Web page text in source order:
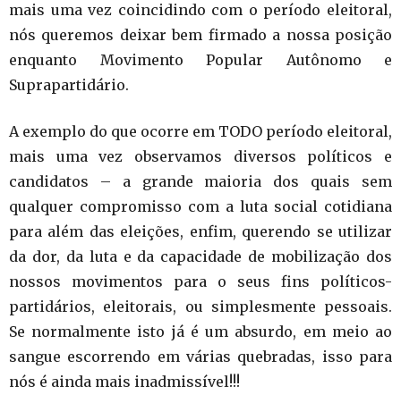
mais uma vez coincidindo com o período eleitoral,
nós queremos deixar bem firmado a nossa posição
enquanto Movimento Popular Autônomo e
Suprapartidário.
A exemplo do que ocorre em TODO período eleitoral,
mais uma vez observamos diversos políticos e
candidatos – a grande maioria dos quais sem
qualquer compromisso com a luta social cotidiana
para além das eleições, enfim, querendo se utilizar
da dor, da luta e da capacidade de mobilização dos
nossos movimentos para o seus fins políticos-
partidários, eleitorais, ou simplesmente pessoais.
Se normalmente isto já é um absurdo, em meio ao
sangue escorrendo em várias quebradas, isso para
nós é ainda mais inadmissível!!!